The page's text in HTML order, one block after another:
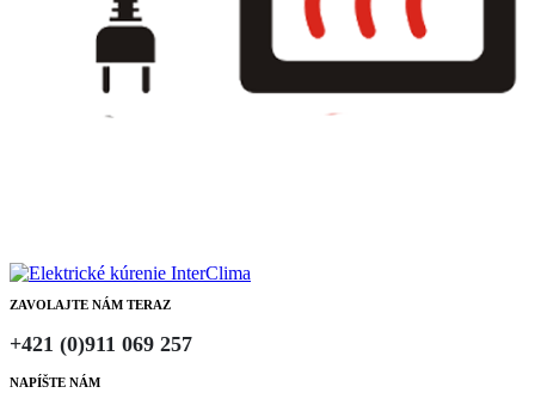
ZAVOLAJTE NÁM TERAZ
+421 (0)911 069 257
NAPÍŠTE NÁM